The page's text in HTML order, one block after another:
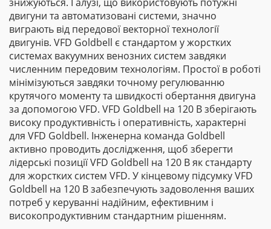
двигуни та автоматизовані системи, значно
виграють від передової векторної технології
двигунів. VFD Goldbell є стандартом у жорстких
системах вакуумних венозних систем завдяки
численним передовим технологіям. Простої в роботі
мінімізуються завдяки точному регулюванню
крутячого моменту та швидкості обертання двигуна
за допомогою VFD. VFD Goldbell на 120 В зберігають
високу продуктивність і оперативність, характерні
для VFD Goldbell. Інженерна команда Goldbell
активно проводить дослідження, щоб зберегти
лідерські позиції VFD Goldbell на 120 В як стандарту
для жорстких систем VFD. У кінцевому підсумку VFD
Goldbell на 120 В забезпечують задоволення ваших
потреб у керуванні надійним, ефективним і
високопродуктивним стандартним рішенням.